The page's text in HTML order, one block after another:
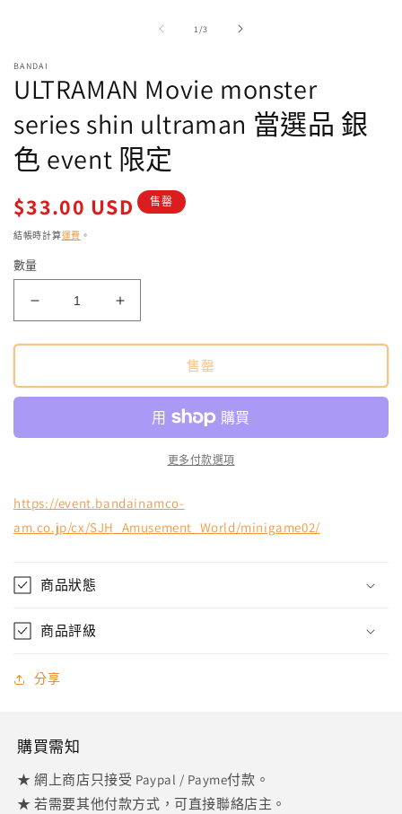
中
開
啟
多
媒
體
檔
1
1 //3
BANDAI
ULTRAMAN Movie monster
series shin ultraman 當選品 銀
色 event 限定
定
價
$33.00 USD 售罄
結帳時計算運費 。
數量
ULTRAMAN
Movie
monster
shin
ultraman
event
定
量
少
ULTRAMAN
Movie
monster
shin
ultraman
銀
色
event
售罄
更多付款選項
https://event.bandainamco-
am.co.jp/cx/SJH_Amusement_World/minigame02/
商品狀態
商品評級
分享
購買需知
★ 網上商店只接受 Paypal / Payme付款。
★ 若需要其他付款方式，可直接聯絡店主。